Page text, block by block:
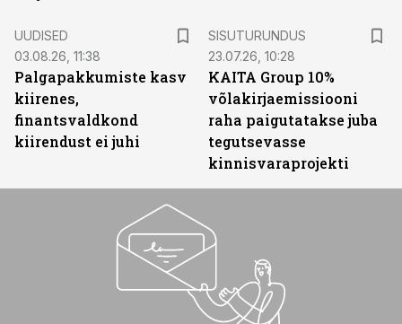
UUDISED
03.08.26, 11:38
Palgapakkumiste kasv
kiirenes,
finantsvaldkond
kiirendust ei juhi
SISUTURUNDUS
23.07.26, 10:28
KAITA Group 10%
võlakirjaemissiooni
raha paigutatakse juba
tegutsevasse
kinnisvaraprojekti